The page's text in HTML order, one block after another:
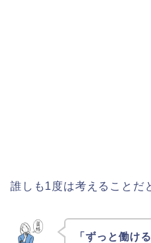
誰しも1度は考えることだ
「ずっと働け